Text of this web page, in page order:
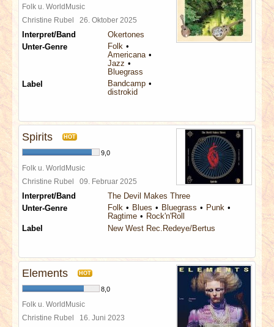
REDAKTION
LINKS
ARCHIV
Folk u. WorldMusic
Christine Rubel 26. Oktober 2025
Interpret/Band
Okertones
Unter-Genre
Folk
Americana
Jazz
Bluegrass
Label
Bandcamp
distrokid
Spirits HOT
9,0
Folk u. WorldMusic
Christine Rubel 09. Februar 2025
Interpret/Band
The Devil Makes Three
Unter-Genre
Folk Blues Bluegrass
Punk
Ragtime
Rock'n'Roll
Label
New West Rec.Redeye/Bertus
Elements HOT
8,0
Folk u. WorldMusic
Christine Rubel 16. Juni 2023